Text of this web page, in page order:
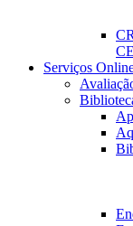
Serviços